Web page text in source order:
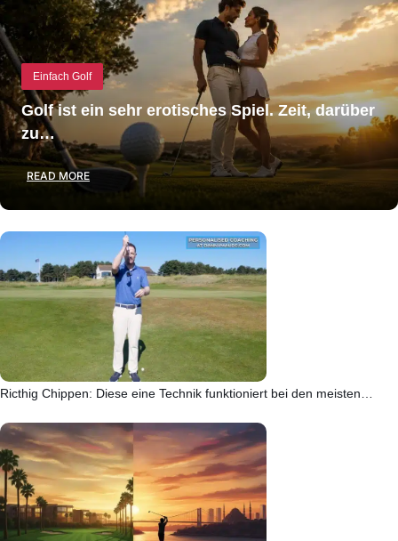
Einfach Golf
Golf ist ein sehr erotisches Spiel. Zeit, darüber
zu…
READ MORE
Ricthig Chippen: Diese eine Technik funktioniert bei den meisten…